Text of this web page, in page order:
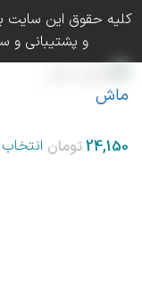
کلیه حقوق این سایت
و پشتیبانی و
ماش